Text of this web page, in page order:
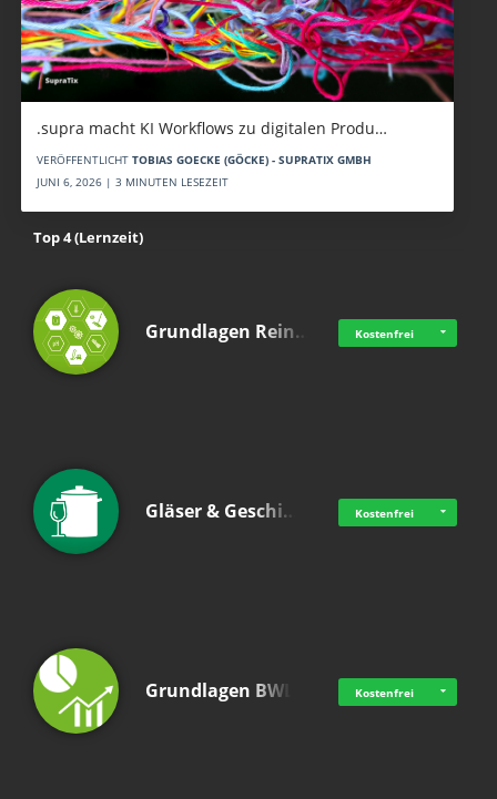
.supra macht KI Workflows zu digitalen Produ…
VERÖFFENTLICHT TOBIAS GOECKE (GÖCKE) - SUPRATIX GMBH
JUNI 6, 2026 | 3 MINUTEN LESEZEIT
Top 4 (Lernzeit)
Grundlagen Rein… Kostenfrei
Gläser & Geschi… Kostenfrei
Grundlagen BWL Kostenfrei